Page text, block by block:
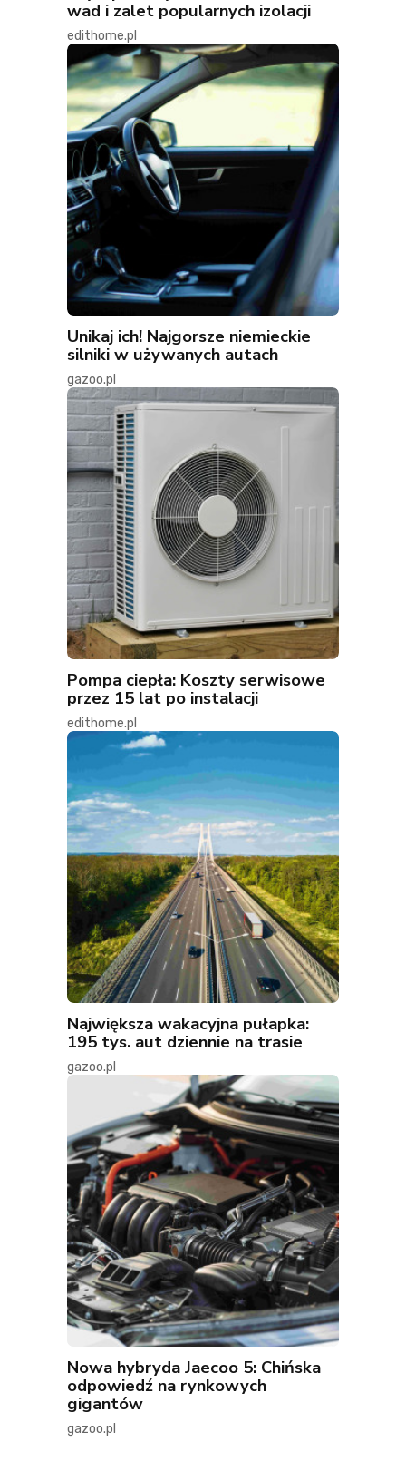
wad i zalet popularnych izolacji
edithome.pl
Unikaj ich! Najgorsze niemieckie
silniki w używanych autach
gazoo.pl
Pompa ciepła: Koszty serwisowe
przez 15 lat po instalacji
edithome.pl
Największa wakacyjna pułapka:
195 tys. aut dziennie na trasie
gazoo.pl
Nowa hybryda Jaecoo 5: Chińska
odpowiedź na rynkowych
gigantów
gazoo.pl